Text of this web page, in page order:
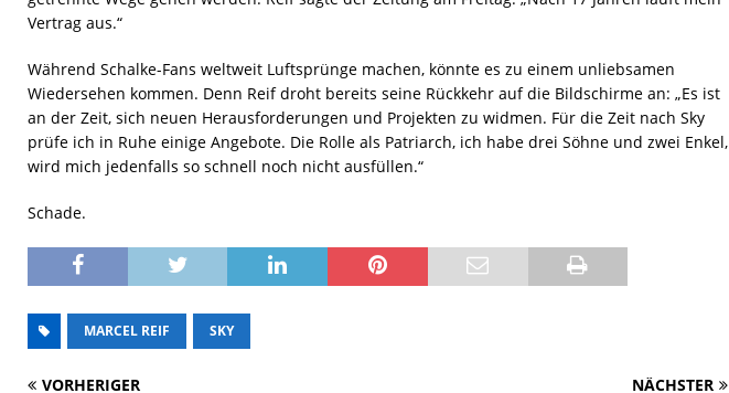
Vertrag aus.“
Während Schalke-Fans weltweit Luftsprünge machen, könnte es zu einem unliebsamen
Wiedersehen kommen. Denn Reif droht bereits seine Rückkehr auf die Bildschirme an: „Es ist
an der Zeit, sich neuen Herausforderungen und Projekten zu widmen. Für die Zeit nach Sky
prüfe ich in Ruhe einige Angebote. Die Rolle als Patriarch, ich habe drei Söhne und zwei Enkel,
wird mich jedenfalls so schnell noch nicht ausfüllen.“
Schade.
MARCEL REIF SKY
VORHERIGER NÄCHSTER